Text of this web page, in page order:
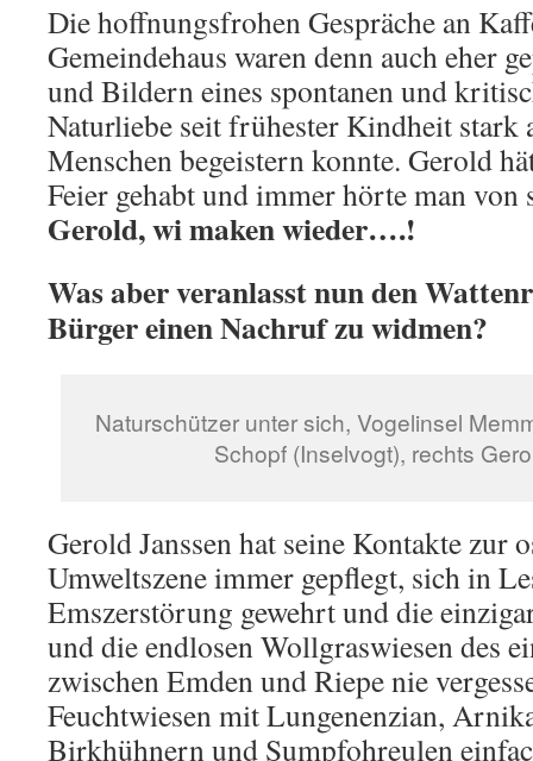
Die hoffnungsfrohen Gespräche an
Gemeindehaus waren denn auch eher
und Bildern eines spontanen und
Naturliebe seit frühester Kindheit stark
Menschen begeistern konnte. Gerold
Feier gehabt und immer hörte man
Gerold, wi maken wieder….!
Was aber veranlasst nun den
Bürger einen Nachruf zu widmen?
Naturschützer unter sich, Vogelinsel
Schopf (Inselvogt), rechts
Gerold Janssen hat seine Kontakte zur
Umweltszene immer gepflegt, sich in
Emszerstörung gewehrt und die
und die endlosen Wollgraswiesen des
zwischen Emden und Riepe nie
Feuchtwiesen mit Lungenenzian,
Birkhühnern und Sumpfohreulen